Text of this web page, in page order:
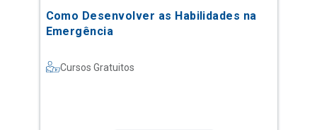
Como Desenvolver as Habilidades na
Emergência
Cursos Gratuitos